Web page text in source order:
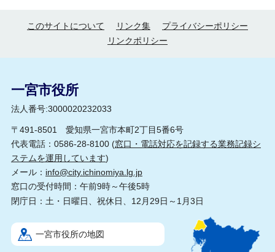
このサイトについて リンク集
プライバシーポリシー
リンクポリシー
一宮市役所
法人番号:3000020232033
〒491-8501 愛知県一宮市本町2丁目5番6号
代表電話：0586-28-8100 (窓口・電話対応を記録する業務記録シ
ステムを運用しています)
メール： info@city.ichinomiya.lg.jp
窓口の受付時間：午前9時～午後5時
閉庁日：土・日曜日、祝休日、12月29日～1月3日
一宮市役所の地図